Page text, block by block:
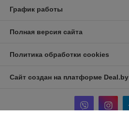
График работы
Полная версия сайта
Политика обработки cookies
Сайт создан на платформе Deal.by